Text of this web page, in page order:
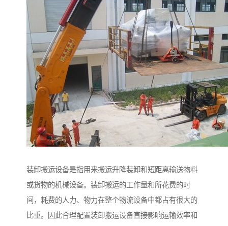
装卸搬运设备是指用来搬运升降装卸和短距离输送物料
或货物的机械设备。装卸搬运的工作量和所花费的时
间，耗费的人力、物力在整个物流设备中都占有很大的
比重。因此合理配置装卸搬运设备直接影响运输效率和